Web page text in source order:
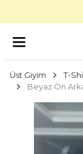
Üst Giyim
T-
Beyaz Ön